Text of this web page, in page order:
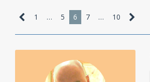
1 … 5 6 7 … 10